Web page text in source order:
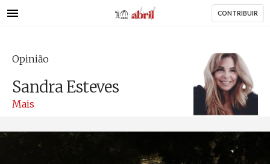
para
principal
AbrilAbril CONTRIBUIR
Opinião
Sandra Esteves
Mais
Advogada